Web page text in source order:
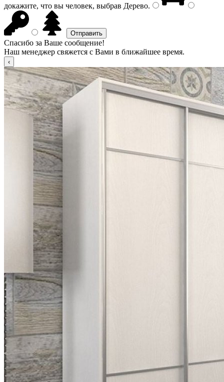
докажите, что вы человек, выбрав Дерево.
Спасибо за Ваше сообщение!
Наш менеджер свяжется с Вами в ближайшее время.